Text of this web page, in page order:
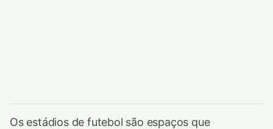
Os estádios de futebol são espaços que